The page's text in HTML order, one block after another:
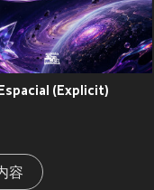
(Explicit)
容